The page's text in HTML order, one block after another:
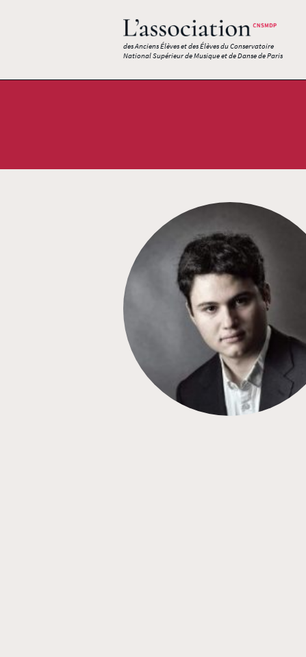
des Anciens Élèves et des Élèves du Conservatoire
National Supérieur de Musique et de Danse de Paris